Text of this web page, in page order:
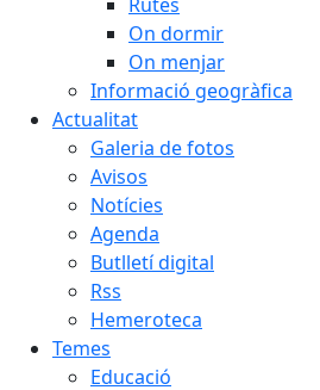
On dormir
On menjar
Informació geogràfica
Actualitat
Galeria de fotos
Avisos
Notícies
Agenda
Butlletí digital
Rss
Hemeroteca
Temes
Educació